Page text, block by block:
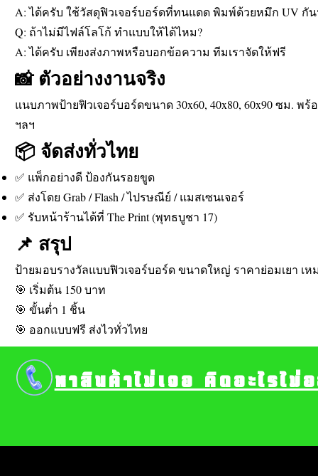
A: ได้ครับ ใช้วัสดุฟิวเจอร์บอร์ดที่ทนแดด พิมพ์ด้วยหมึก UV กั
Q: ถ้าไม่มีไฟล์โลโก้ ทำแบบให้ได้ไหม?
A: ได้ครับ เพียงส่งภาพหรือบอกข้อความ ทีมเราจัดให้ฟรี
📸 ตัวอย่างงานจริง
แนบภาพป้ายฟิวเจอร์บอร์ดขนาด 30x60, 40x80, 60x90 ซม.
ฯลฯ
📦 จัดส่งทั่วไทย
✅ แพ็กอย่างดี ป้องกันรอยขูด
✅ ส่งโดย Grab / Flash / ไปรษณีย์ / แมสเซนเจอร์
✅ รับหน้าร้านได้ที่ The Print (พุทธบูชา 17)
📌 สรุป
ป้ายมอบรางวัลแบบฟิวเจอร์บอร์ด ขนาดใหญ่ ราคาย่อมเยา เ
🎯 เริ่มต้น 150 บาท
🎯 ขั้นต่ำ 1 ชิ้น
🎯 ออกแบบฟรี ส่งไวทั่วไทย
หาสินค้าไม่เจอ คิดอะไรไ